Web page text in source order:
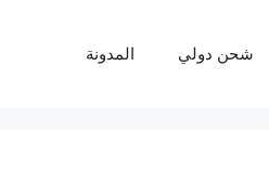
شحن دولي المدونة